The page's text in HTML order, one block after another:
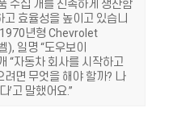
수십 개를 신속하게 생산함
고 효율성을 높이고 있습니
년형 Chevrolet
일명 “도우보이
자동차 회사를 시작하고
려면 무엇을 해야 할까? 나
’고 말했어요.”